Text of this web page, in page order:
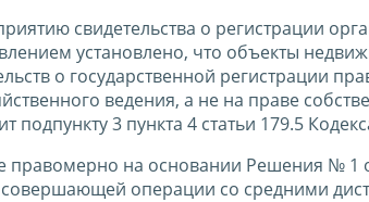
свидетельства о регистрации
установлено, что объекты
о государственной регистрации
ведения, а не на праве
3 пункта 4 статьи 179.5
правомерно на основании Решения № 1
совершающей операции со средними